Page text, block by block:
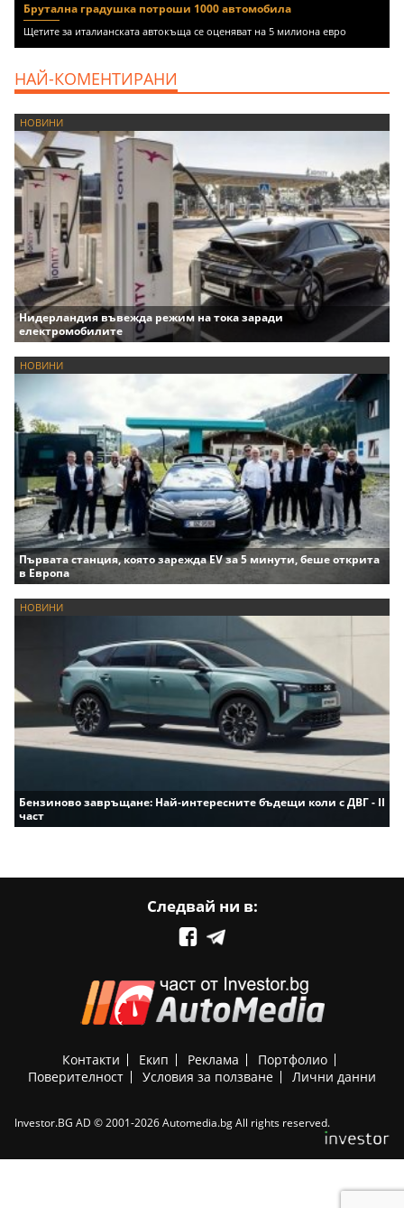
Брутална градушка потроши 1000 автомобила
Щетите за италианската автокъща се оценяват на 5 милиона евро
НАЙ-КОМЕНТИРАНИ
НОВИНИ
Нидерландия въвежда режим на тока заради
електромобилите
НОВИНИ
Първата станция, която зарежда EV за 5 минути, беше открита
в Европа
НОВИНИ
Бензиново завръщане: Най-интересните бъдещи коли с ДВГ - II
част
Следвай ни в:
Контакти Екип Реклама
Портфолио
Поверителност
Условия за ползване Лични данни
Investor.BG AD © 2001-2026 Automedia.bg All rights reserved.